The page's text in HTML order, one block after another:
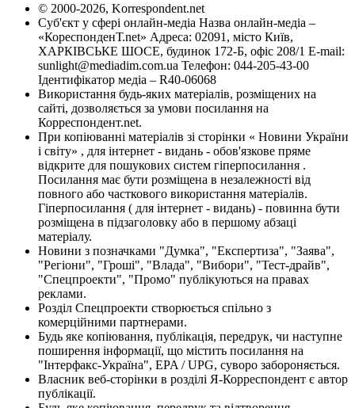
© 2000-2026, Korrespondent.net
Суб'єкт у сфері онлайн-медіа Назва онлайн-медіа –
«КореспонденТ.net» Адреса: 02091, місто Київ,
ХАРКІВСЬКЕ ШОСЕ, будинок 172-Б, офіс 208/1 E-mail:
sunlight@mediadim.com.ua Телефон: 044-205-43-00
Ідентифікатор медіа – R40-06068
Використання будь-яких матеріалів, розміщених на
сайті, дозволяється за умови посилання на
Корреспондент.net.
При копіюванні матеріалів зі сторінки « Новини України
і світу» , для інтернет - видань - обов'язкове пряме
відкрите для пошукових систем гіперпосилання .
Посилання має бути розміщена в незалежності від
повного або часткового використання матеріалів.
Гіперпосилання ( для інтернет - видань) - повинна бути
розміщена в підзаголовку або в першому абзаці
матеріалу.
Новини з позначками "Думка", "Експертиза", "Заява",
"Регіони", "Гроші", "Влада", "Вибори", "Тест-драйв",
"Спецпроекти", "Промо" публікуються на правах
реклами.
Розділ Спецпроекти створюється спільно з
комерційними партнерами.
Будь яке копіювання, публікація, передрук, чи наступне
поширення інформації, що містить посилання на
"Інтерфакс-Україна", EPA / UPG, суворо забороняється.
Власник веб-сторінки в розділі Я-Корреспондент є автор
публікації.